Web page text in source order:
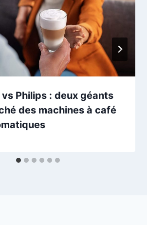
vs Philips : deux géants
des machines à café